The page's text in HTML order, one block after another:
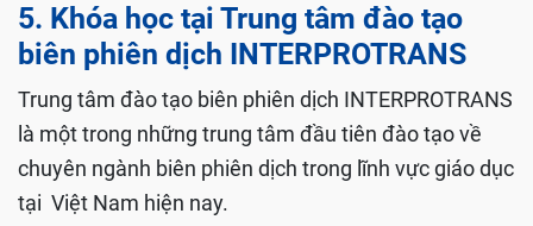
5. Khóa học tại Trung tâm đào tạo
biên phiên dịch INTERPROTRANS
Trung tâm đào tạo biên phiên dịch INTERPROTRANS
là một trong những trung tâm đầu tiên đào tạo về
chuyên ngành biên phiên dịch trong lĩnh vực giáo dục
tại Việt Nam hiện nay.